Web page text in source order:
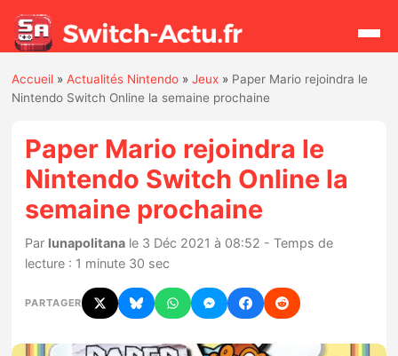
Rechercher
Actualités
Jeux
Hardware
Mises à jour
Chiffres de ventes
Accueil »Actualités Nintendo »Jeux » Paper Mario rejoindra le
Nintendo Switch Online la semaine prochaine
Paper Mario rejoindra le
Nintendo Switch Online la
semaine prochaine
Par lunapolitana le 3 Déc 2021 à 08:52 - Temps de
lecture : 1 minute 30 sec
PARTAGER